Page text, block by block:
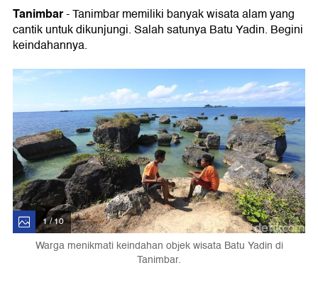
Tanimbar- Tanimbar memiliki banyak wisata alam yang
cantik untuk dikunjungi. Salah satunya Batu Yadin. Begini
keindahannya.
1 / 10
Warga menikmati keindahan objek wisata Batu Yadin di
Tanimbar.